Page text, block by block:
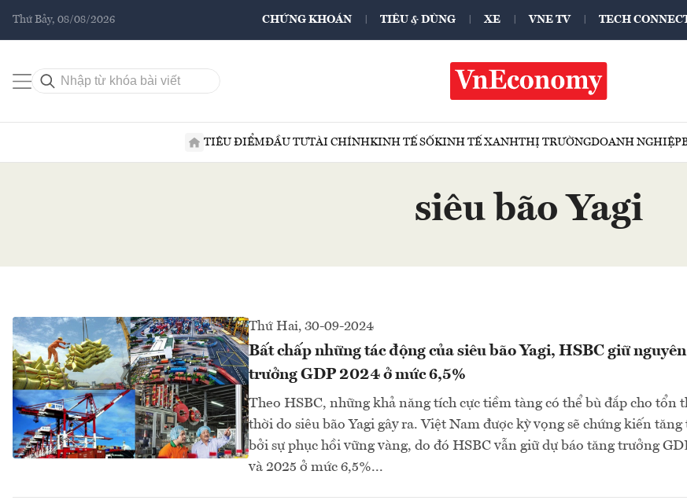
Thứ Bảy, 08/08/2026 CHỨNG KHOÁN TIÊU & DÙNG XE VNE TV TECH
TIÊU ĐIỂMĐẦU TƯTÀI CHÍNHKINH TẾ SỐKINH TẾ XANHTHỊ TRƯỜNGDOANH NGHIỆP
siêu bão Yagi
Thứ Hai, 30-09-2024
Bất chấp những tác động của siêu bão Yagi, HSBC giữ
trưởng GDP 2024 ở mức 6,5%
Theo HSBC, những khả năng tích cực tiềm tàng có thể bù đắp cho tổn
thời do siêu bão Yagi gây ra. Việt Nam được kỳ vọng sẽ chứng kiến
bởi sự phục hồi vững vàng, do đó HSBC vẫn giữ dự báo tăng trưởng
và 2025 ở mức 6,5%...